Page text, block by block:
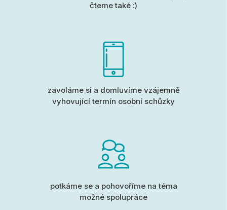
čteme také :)
zavoláme si a domluvíme vzájemně
vyhovující termín osobní schůzky
potkáme se a pohovoříme na téma
možné spolupráce